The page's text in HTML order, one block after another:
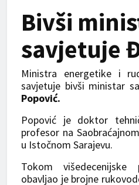
Bivši
savjetuje
Ministra energetike i
savjetuje bivši ministar
Popović.
Popović je doktor
profesor na
u Istočnom Sarajevu.
Tokom višedecenijske
obavljao je brojne